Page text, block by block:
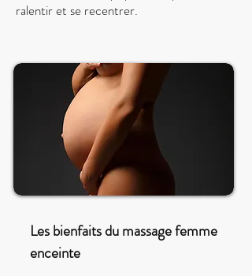
ralentir et se recentrer.
Les bienfaits du massage femme
enceinte